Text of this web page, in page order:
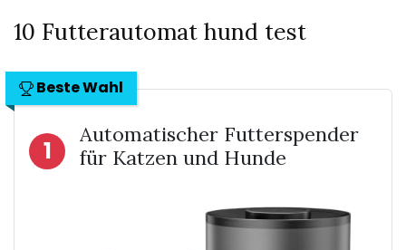
10 Futterautomat hund test
Beste Wahl
1
Automatischer Futterspender
für Katzen und Hunde